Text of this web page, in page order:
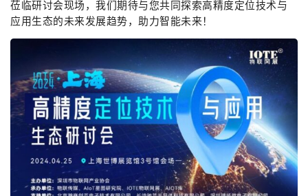
莅临研讨会现场，我们期待与您共同探索高精度定位技术与
应用生态的未来发展趋势，助力智能未来！